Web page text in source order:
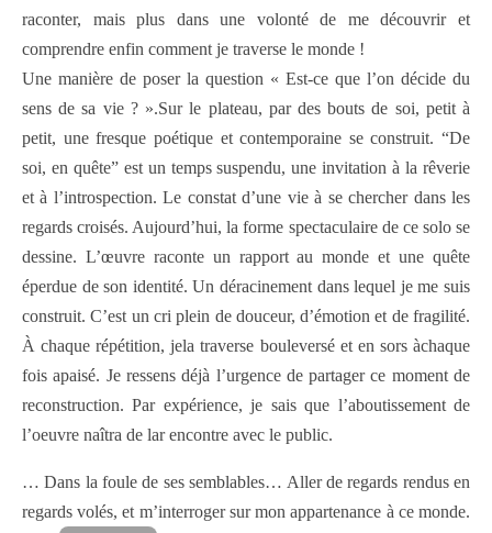
raconter, mais plus dans une volonté de me découvrir et
comprendre enfin comment je traverse le monde !
Une manière de poser la question « Est-ce que l’on décide du
sens de sa vie ? ».Sur le plateau, par des bouts de soi, petit à
petit, une fresque poétique et contemporaine se construit. “De
soi, en quête” est un temps suspendu, une invitation à la rêverie
et à l’introspection. Le constat d’une vie à se chercher dans les
regards croisés. Aujourd’hui, la forme spectaculaire de ce solo se
dessine. L’œuvre raconte un rapport au monde et une quête
éperdue de son identité. Un déracinement dans lequel je me suis
construit. C’est un cri plein de douceur, d’émotion et de fragilité.
À chaque répétition, jela traverse bouleversé et en sors àchaque
fois apaisé. Je ressens déjà l’urgence de partager ce moment de
reconstruction. Par expérience, je sais que l’aboutissement de
l’oeuvre naîtra de lar encontre avec le public.
… Dans la foule de ses semblables… Aller de regards rendus en
regards volés, et m’interroger sur mon appartenance à ce monde.